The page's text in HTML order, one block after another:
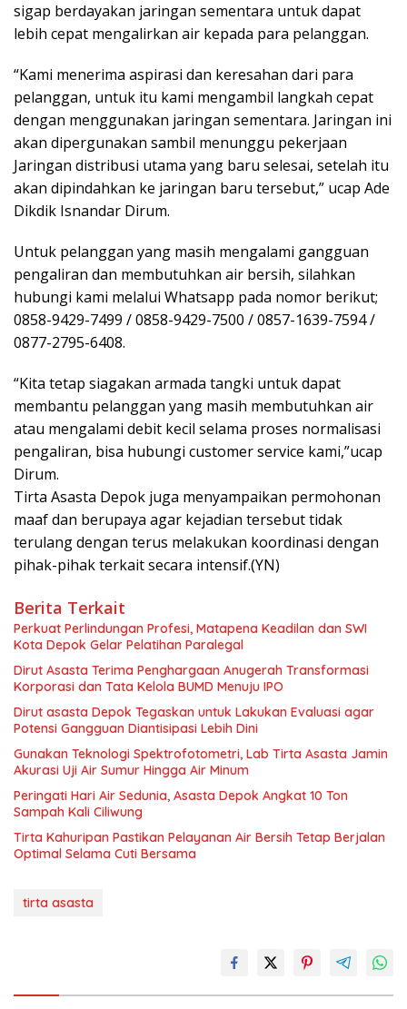
sigap berdayakan jaringan sementara untuk dapat
lebih cepat mengalirkan air kepada para pelanggan.
“Kami menerima aspirasi dan keresahan dari para
pelanggan, untuk itu kami mengambil langkah cepat
dengan menggunakan jaringan sementara. Jaringan ini
akan dipergunakan sambil menunggu pekerjaan
Jaringan distribusi utama yang baru selesai, setelah itu
akan dipindahkan ke jaringan baru tersebut,” ucap Ade
Dikdik Isnandar Dirum.
Untuk pelanggan yang masih mengalami gangguan
pengaliran dan membutuhkan air bersih, silahkan
hubungi kami melalui Whatsapp pada nomor berikut;
0858-9429-7499 / 0858-9429-7500 / 0857-1639-7594 /
0877-2795-6408.
“Kita tetap siagakan armada tangki untuk dapat
membantu pelanggan yang masih membutuhkan air
atau mengalami debit kecil selama proses normalisasi
pengaliran, bisa hubungi customer service kami,”ucap
Dirum.
Tirta Asasta Depok juga menyampaikan permohonan
maaf dan berupaya agar kejadian tersebut tidak
terulang dengan terus melakukan koordinasi dengan
pihak-pihak terkait secara intensif.(YN)
Berita Terkait
Perkuat Perlindungan Profesi, Matapena Keadilan dan SWI
Kota Depok Gelar Pelatihan Paralegal
Dirut Asasta Terima Penghargaan Anugerah Transformasi
Korporasi dan Tata Kelola BUMD Menuju IPO
Dirut asasta Depok Tegaskan untuk Lakukan Evaluasi agar
Potensi Gangguan Diantisipasi Lebih Dini
Gunakan Teknologi Spektrofotometri, Lab Tirta Asasta Jamin
Akurasi Uji Air Sumur Hingga Air Minum
Peringati Hari Air Sedunia, Asasta Depok Angkat 10 Ton
Sampah Kali Ciliwung
Tirta Kahuripan Pastikan Pelayanan Air Bersih Tetap Berjalan
Optimal Selama Cuti Bersama
tirta asasta